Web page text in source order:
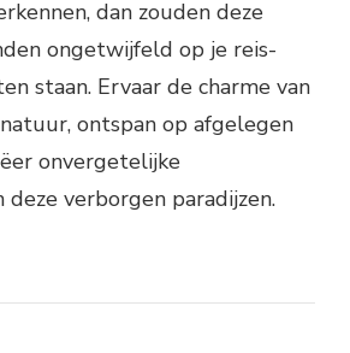
dan zouden deze
ongetwijfeld op je reis-
staan. Ervaar de charme van
ontspan op afgelegen
onvergetelijke
deze verborgen paradijzen.